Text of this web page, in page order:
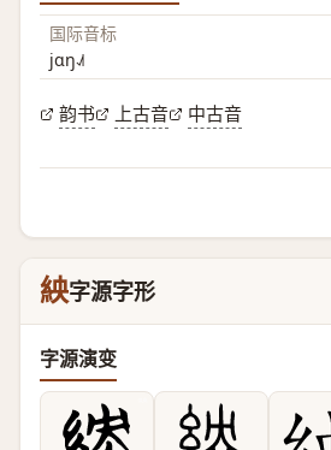
国际音标
jɑŋ˨˩˦
韵书 上古音 中古音
紻字源字形
字源演变